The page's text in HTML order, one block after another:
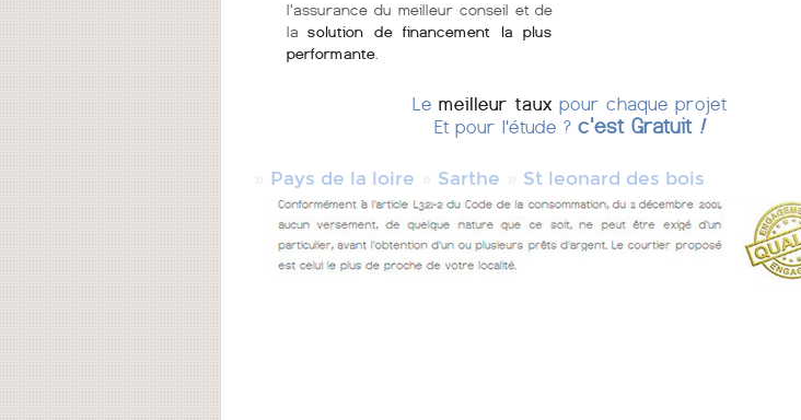
l'assurance du meilleur conseil et de
lasolution de financement la plus
performante
Le meilleur taux pour chaque projet
Et pour l'étude ?c'est Gratuit !
Pays de la loire Sarthe St leonard des bois